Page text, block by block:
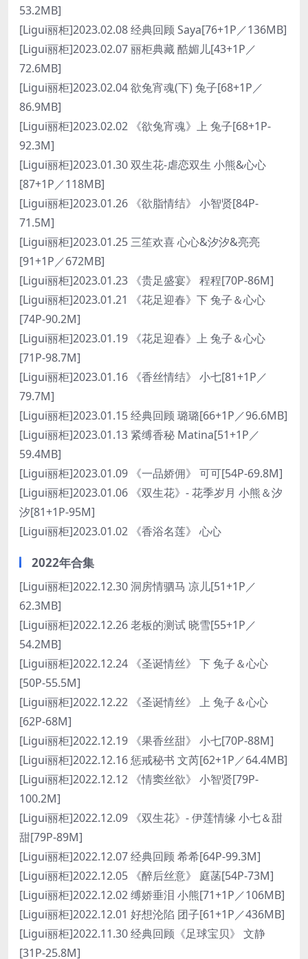
53.2MB]
[Ligui丽柜]2023.02.08 经典回顾 Saya[76+1P／136MB]
[Ligui丽柜]2023.02.07 丽柜典藏 酷媚儿[43+1P／
72.6MB]
[Ligui丽柜]2023.02.04 欲兔宵魂(下) 兔子[68+1P／
86.9MB]
[Ligui丽柜]2023.02.02 《欲兔宵魂》上 兔子[68+1P-
92.3M]
[Ligui丽柜]2023.01.30 双生花-虐恋双生 小熊&心心
[87+1P／118MB]
[Ligui丽柜]2023.01.26 《欲脂情结》 小智贤[84P-
71.5M]
[Ligui丽柜]2023.01.25 三笙欢喜 心心&汐汐&亮亮
[91+1P／672MB]
[Ligui丽柜]2023.01.23 《贵足盛宴》 程程[70P-86M]
[Ligui丽柜]2023.01.21 《花足迎春》下 兔子＆心心
[74P-90.2M]
[Ligui丽柜]2023.01.19 《花足迎春》上 兔子＆心心
[71P-98.7M]
[Ligui丽柜]2023.01.16 《香丝情结》 小七[81+1P／
79.7M]
[Ligui丽柜]2023.01.15 经典回顾 璐璐[66+1P／96.6MB]
[Ligui丽柜]2023.01.13 紧缚香秘 Matina[51+1P／
59.4MB]
[Ligui丽柜]2023.01.09 《一品娇佣》 可可[54P-69.8M]
[Ligui丽柜]2023.01.06 《双生花》- 花季岁月 小熊＆汐
汐[81+1P-95M]
[Ligui丽柜]2023.01.02 《香浴名莲》 心心
2022年合集
[Ligui丽柜]2022.12.30 洞房情驷马 凉儿[51+1P／
62.3MB]
[Ligui丽柜]2022.12.26 老板的测试 晓雪[55+1P／
54.2MB]
[Ligui丽柜]2022.12.24 《圣诞情丝》 下 兔子＆心心
[50P-55.5M]
[Ligui丽柜]2022.12.22 《圣诞情丝》 上 兔子＆心心
[62P-68M]
[Ligui丽柜]2022.12.19 《果香丝甜》 小七[70P-88M]
[Ligui丽柜]2022.12.16 惩戒秘书 文芮[62+1P／64.4MB]
[Ligui丽柜]2022.12.12 《情窦丝欲》 小智贤[79P-
100.2M]
[Ligui丽柜]2022.12.09 《双生花》- 伊莲情缘 小七＆甜
甜[79P-89M]
[Ligui丽柜]2022.12.07 经典回顾 希希[64P-99.3M]
[Ligui丽柜]2022.12.05 《醉后丝意》 庭菡[54P-73M]
[Ligui丽柜]2022.12.02 缚娇垂泪 小熊[71+1P／106MB]
[Ligui丽柜]2022.12.01 好想沦陷 团子[61+1P／436MB]
[Ligui丽柜]2022.11.30 经典回顾《足球宝贝》 文静
[31P-25.8M]